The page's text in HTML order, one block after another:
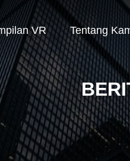
VR Tentang